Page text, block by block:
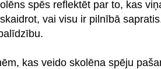
spēs reflektēt par to, kas
vai visu ir pilnībā
kas veido skolēna spēju